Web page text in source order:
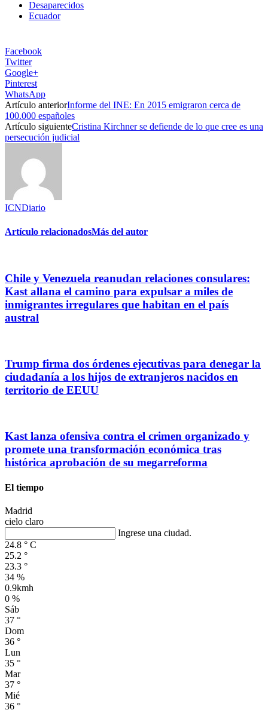
Desaparecidos
Ecuador
Facebook
Twitter
Google+
Pinterest
WhatsApp
Artículo anteriorInforme del INE: En 2015 emigraron cerca de
100.000 españoles
Artículo siguienteCristina Kirchner se defiende de lo que cree es una
persecución judicial
ICNDiario
Artículo relacionadosMás del autor
Chile y Venezuela reanudan relaciones consulares:
Kast allana el camino para expulsar a miles de
inmigrantes irregulares que habitan en el país
austral
Trump firma dos órdenes ejecutivas para denegar la
ciudadanía a los hijos de extranjeros nacidos en
territorio de EEUU
Kast lanza ofensiva contra el crimen organizado y
promete una transformación económica tras
histórica aprobación de su megarreforma
El tiempo
Madrid
cielo claro
Ingrese una ciudad.
24.8 ° C
25.2 °
23.3 °
34 %
0.9kmh
0 %
Sáb
37 °
Dom
36 °
Lun
35 °
Mar
37 °
Mié
36 °